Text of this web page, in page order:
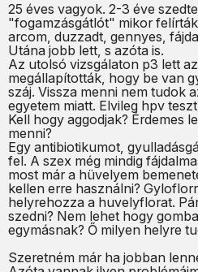
25 éves vagyok. 2-3 éve
"fogamzásgátlót" mikor
arcom, duzzadt, gennyes,
Utána jobb lett, s azóta is.
Az utolsó vizsgálaton p3 lett
megállapították, hogy be van
száj. Vissza menni nem tudok
egyetem miatt. Elvileg hpv
Kell hogy aggodjak? Érdemes
menni?
Egy antibiotikumot,
fel. A szex még mindig
most már a hüvelyem
kellen erre használni?
helyrehozza a huvelyflorat.
szedni? Nem lehet hogy
egymásnak? Ő milyen helyre
Szeretném már ha jobban